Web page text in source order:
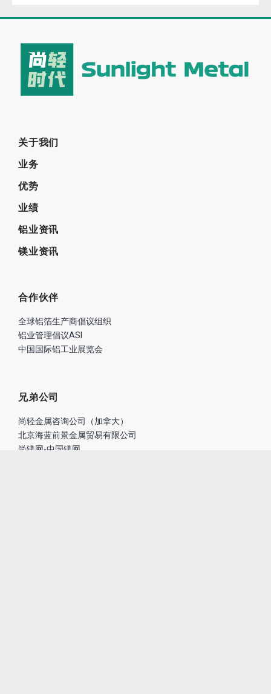
关于我们
业务
优势
业绩
铝业资讯
镁业资讯
合作伙伴
全球铝箔生产商倡议组织
铝业管理倡议ASI
中国国际铝工业展览会
兄弟公司
尚轻金属咨询公司（加拿大）
北京海蓝前景金属贸易有限公司
尚镁网-中国镁网